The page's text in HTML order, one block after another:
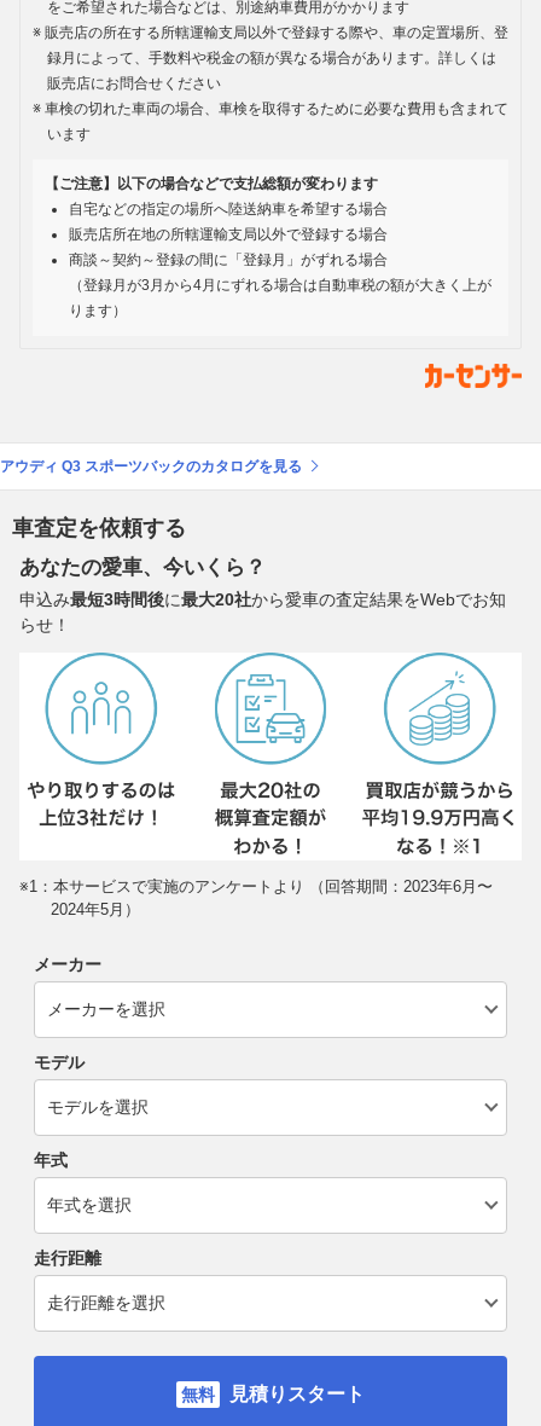
をご希望された場合などは、別途納車費用がかかります
販売店の所在する所轄運輸支局以外で登録する際や、車の定置場所、登
録月によって、手数料や税金の額が異なる場合があります。詳しくは
販売店にお問合せください
車検の切れた車両の場合、車検を取得するために必要な費用も含まれて
います
【ご注意】以下の場合などで支払総額が変わります
自宅などの指定の場所へ陸送納車を希望する場合
販売店所在地の所轄運輸支局以外で登録する場合
商談～契約～登録の間に「登録月」がずれる場合
（登録月が3月から4月にずれる場合は自動車税の額が大きく上が
ります）
アウディ Q3 スポーツバックのカタログを見る
車査定を依頼する
あなたの愛車、今いくら？
申込み最短3時間後に最大20社から愛車の査定結果をWebでお知
らせ！
※1：本サービスで実施のアンケートより （回答期間：2023年6月〜
2024年5月）
メーカー
モデル
年式
走行距離
見積りスタート